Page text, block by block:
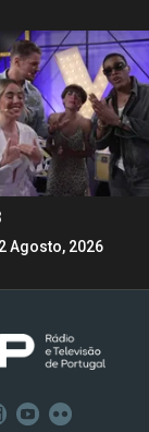
Agosto, 2026